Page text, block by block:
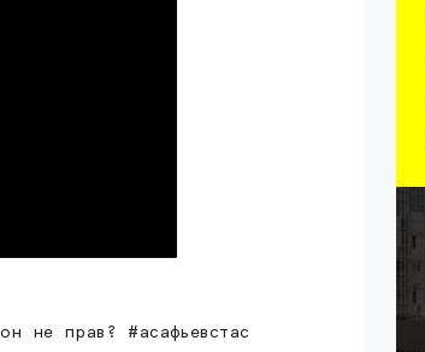
не прав? #асафьевстас